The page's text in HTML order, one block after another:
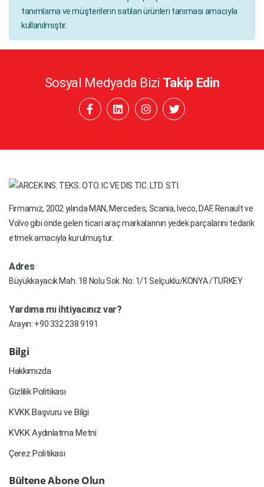
tanımlama ve müşterilerin satılan ürünleri tanıması amacıyla
kullanılmıştır.
Sosyal Medyada Bizi Takip Edin
Firmamız, 2002 yılında MAN, Mercedes, Scania, Iveco, DAF, Renault ve
Volvo gibi önde gelen ticari araç markalarının yedek parçalarını tedarik
etmek amacıyla kurulmuştur.
Adres
Büyükkayacık Mah. 18 Nolu Sok. No: 1/1 Selçuklu/KONYA /TURKEY
Yardıma mı ihtiyacınız var?
Arayın: +90 332 238 9191
Bilgi
Hakkımızda
Gizlilik Politikası
KVKK Başvuru ve Bilgi
KVKK Aydınlatma Metni
Çerez Politikası
Bültene Abone Olun